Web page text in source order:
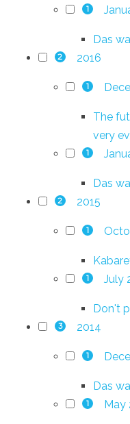
1
Das
2 2016
1
The
very
1
Das
2 2015
1
1 July
Don't
3 2014
1
Das
1 May